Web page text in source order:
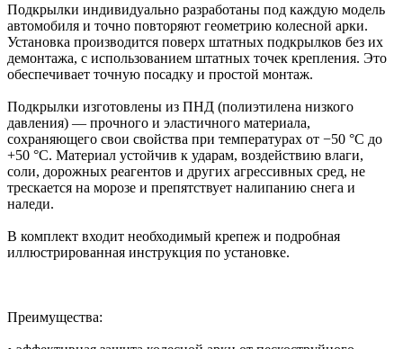
Подкрылки индивидуально разработаны под каждую модель
автомобиля и точно повторяют геометрию колесной арки.
Установка производится поверх штатных подкрылков без их
демонтажа, с использованием штатных точек крепления. Это
обеспечивает точную посадку и простой монтаж.
Подкрылки изготовлены из ПНД (полиэтилена низкого
давления) — прочного и эластичного материала,
сохраняющего свои свойства при температурах от −50 °C до
+50 °C. Материал устойчив к ударам, воздействию влаги,
соли, дорожных реагентов и других агрессивных сред, не
трескается на морозе и препятствует налипанию снега и
наледи.
В комплект входит необходимый крепеж и подробная
иллюстрированная инструкция по установке.
Преимущества: